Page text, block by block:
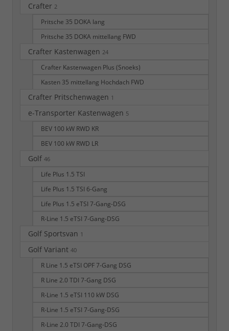
Crafter 2
Pritsche 35 DOKA lang
Pritsche 35 DOKA mittellang FWD
Crafter Kastenwagen 24
Crafter Kastenwagen Plus (Snoeks)
Kasten 35 mittellang Hochdach FWD
Crafter Pritschenwagen 1
e-Transporter Kastenwagen 5
BEV 100 kW RWD KR
BEV 100 kW RWD LR
Golf 46
Life Plus 1.5 TSI
Life Plus 1.5 TSI 6-Gang
Life Plus 1.5 eTSI 7-Gang-DSG
R-Line 1.5 eTSI 7-Gang-DSG
Golf Sportsvan 1
Golf Variant 40
R Line 1.5 eTSI OPF 7-Gang DSG
R Line 2.0 TDI 7-Gang DSG
R-Line 1.5 eTSI 110 kW DSG
R-Line 1.5 eTSI 7-Gang-DSG
R-Line 2.0 TDI 7-Gang-DSG